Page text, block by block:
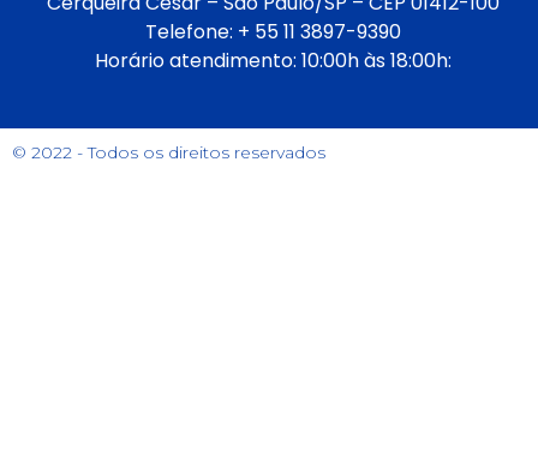
Telefone: + 55 11 3897-9390
Horário atendimento: 10:00h às 18:00h:
© 2022 - Todos os direitos reservados